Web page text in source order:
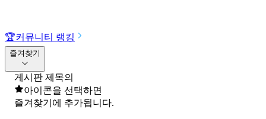
🏆커뮤니티 랭킹
즐겨찾기
게시판 제목의
아이콘을 선택하면
즐겨찾기에 추가됩니다.